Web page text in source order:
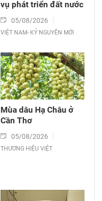
vụ phát triển đất nước
05/08/2026
VIỆT NAM- KỶ NGUYÊN MỚI
Mùa dâu Hạ Châu ở
Cần Thơ
05/08/2026
THƯƠNG HIỆU VIỆT